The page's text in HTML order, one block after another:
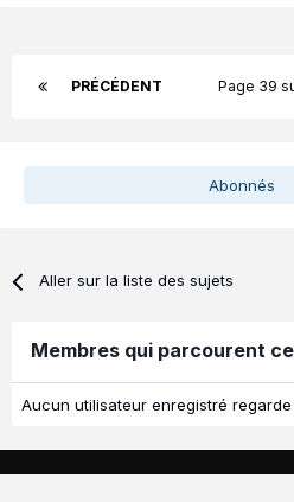
PRÉCÉDENT Page 39
Abonnés
Aller sur la liste des sujets
Membres qui parcourent
Aucun utilisateur enregistré